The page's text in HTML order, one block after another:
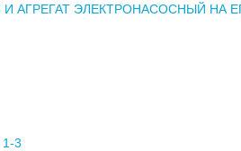
АГРЕГАТ ЭЛЕКТРОНАСОСНЫЙ НА
3